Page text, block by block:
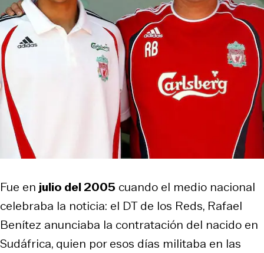
Fue enjulio del 2005 cuando el medio nacional
celebraba la noticia: el DT de los Reds, Rafael
Benítez anunciaba la contratación del nacido en
Sudáfrica, quien por esos días militaba en las